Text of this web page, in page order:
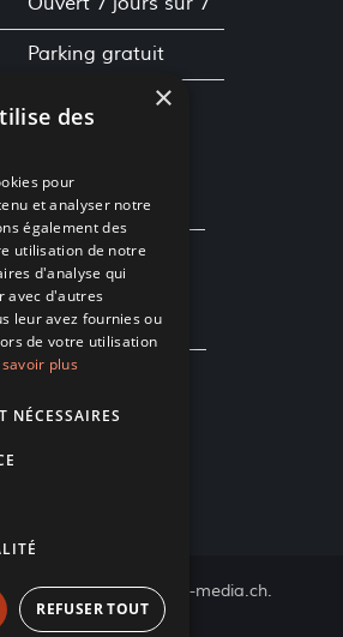
Parking gratuit
Wifi gratuit
labels
SA - Réalisé par i-media.ch.
×
des
pour
et analyser notre
également des
utilisation de notre
d'analyse qui
avec d'autres
leur avez fournies ou
de votre utilisation
savoir plus
NÉCESSAIRES
REFUSER TOUT